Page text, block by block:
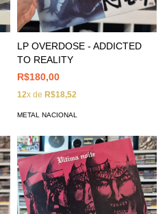
LP OVERDOSE - ADDICTED
TO REALITY
R$180,00
12x de R$18,52
METAL NACIONAL